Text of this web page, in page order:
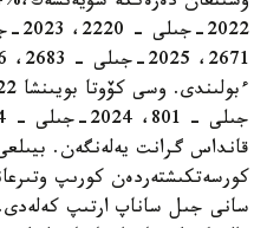
قانداس گرانت يەلەنگەن.
كورسەتكىشتەردەن كورىپ
سانى جىل ساناپ ارتىپ